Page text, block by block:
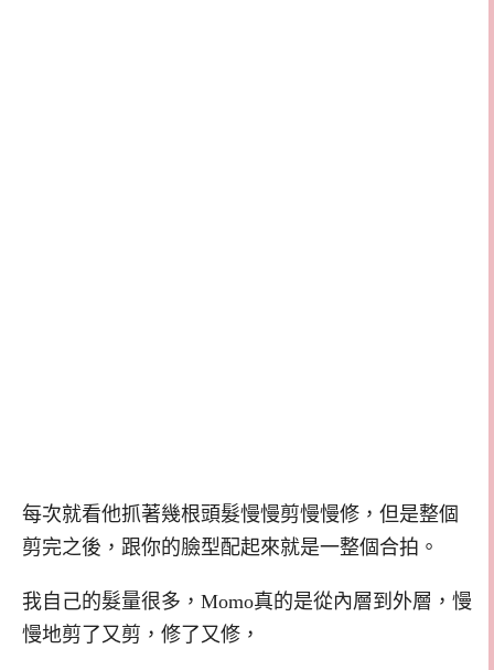
每次就看他抓著幾根頭髮慢慢剪慢慢修，但是整個
剪完之後，跟你的臉型配起來就是一整個合拍。
我自己的髮量很多，Momo真的是從內層到外層，慢
慢地剪了又剪，修了又修，